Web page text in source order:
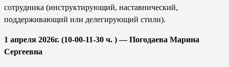
сотрудника (инструктирующий, наставнический,
поддерживающий или делегирующий стили).
1 апреля 2026г. (10-00-11-30 ч. ) — Погодаева Марина
Сергеевна